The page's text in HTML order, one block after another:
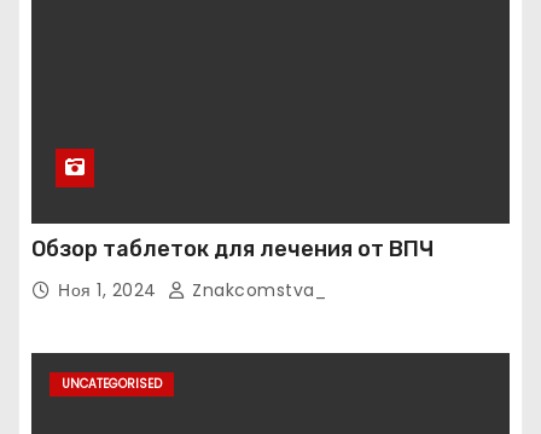
Обзор таблеток для лечения от ВПЧ
Ноя 1, 2024 Znakcomstva_
UNCATEGORISED